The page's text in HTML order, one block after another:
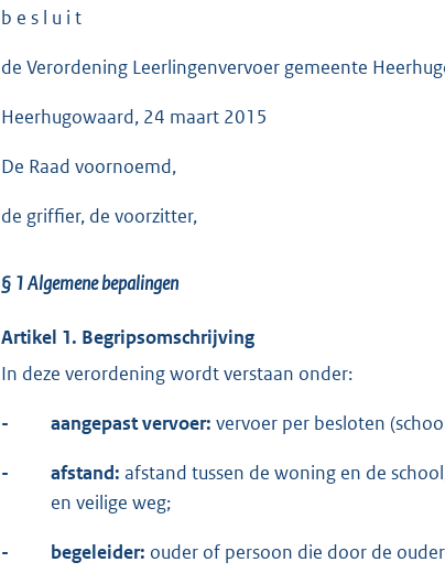
b e s l u i t
de Verordening Leerlingenvervoer gemeente
Heerhugowaard, 24 maart 2015
De Raad voornoemd,
de griffier, de voorzitter,
§ 1Algemene bepalingen
Artikel 1. Begripsomschrijving
In deze verordening wordt verstaan onder:
- aangepast vervoer: vervoer per besloten
- afstand: afstand tussen de woning en de
en veilige weg;
- begeleider: ouder of persoon die door de